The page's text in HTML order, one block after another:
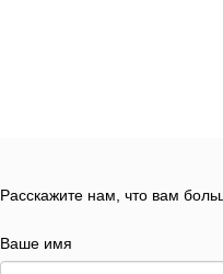
Расскажите нам, что вам
Ваше имя